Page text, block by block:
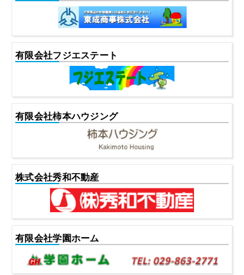
有限会社フジエステート
有限会社柿本ハウジング
株式会社秀和不動産
有限会社学園ホーム